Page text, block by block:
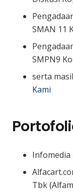
SMAN 11
SMPN9
serta
Kami
Infomedia
Tbk